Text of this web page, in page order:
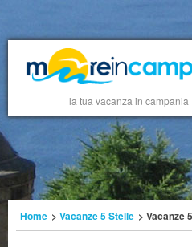
la tua vacanza in campania
Home > Vacanze 5 Stelle > Vacanze